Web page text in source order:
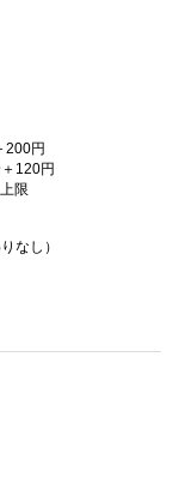
200円
120円
限
なし）